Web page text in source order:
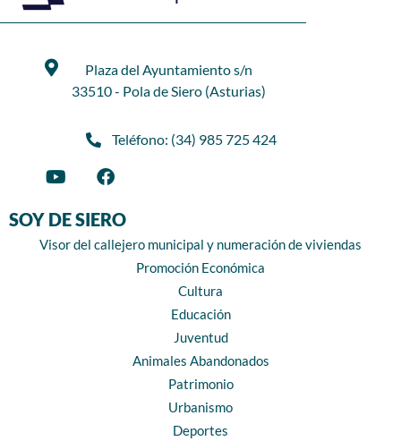
Plaza del Ayuntamiento s/n
33510 - Pola de Siero (Asturias)
Teléfono: (34) 985 725 424
SOY DE SIERO
Visor del callejero municipal y numeración de viviendas
Promoción Económica
Cultura
Educación
Juventud
Animales Abandonados
Patrimonio
Urbanismo
Deportes